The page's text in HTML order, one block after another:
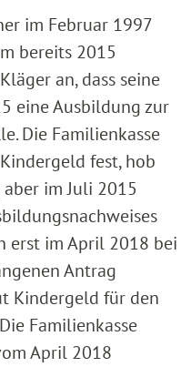
im Februar 1997
bereits 2015
an, dass seine
eine Ausbildung zur
Die Familienkasse
fest, hob
im Juli 2015
erst im April 2018 bei
Antrag
Kindergeld für den
Familienkasse
April 2018